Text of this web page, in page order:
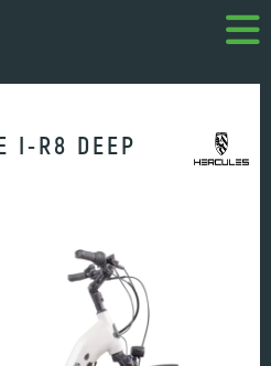
I-R8 DEEP